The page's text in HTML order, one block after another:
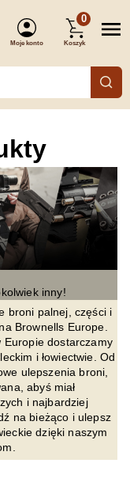
Moje konto
0
Koszyk
inny!
broni palnej, części i
Brownells Europe.
Europie dostarczamy
i łowiectwie. Od
ulepszenia broni,
abyś miał
i najbardziej
na bieżąco i ulepsz
dzięki naszym